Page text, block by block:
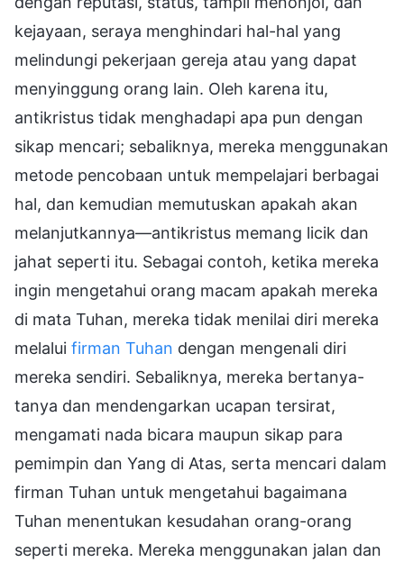
kejayaan, seraya menghindari hal-hal yang
melindungi pekerjaan gereja atau yang dapat
menyinggung orang lain. Oleh karena itu,
antikristus tidak menghadapi apa pun dengan
sikap mencari; sebaliknya, mereka menggunakan
metode pencobaan untuk mempelajari berbagai
hal, dan kemudian memutuskan apakah akan
melanjutkannya—antikristus memang licik dan
jahat seperti itu. Sebagai contoh, ketika mereka
ingin mengetahui orang macam apakah mereka
di mata Tuhan, mereka tidak menilai diri mereka
melalui firman Tuhan dengan mengenali diri
mereka sendiri. Sebaliknya, mereka bertanya-
tanya dan mendengarkan ucapan tersirat,
mengamati nada bicara maupun sikap para
pemimpin dan Yang di Atas, serta mencari dalam
firman Tuhan untuk mengetahui bagaimana
Tuhan menentukan kesudahan orang-orang
seperti mereka. Mereka menggunakan jalan dan